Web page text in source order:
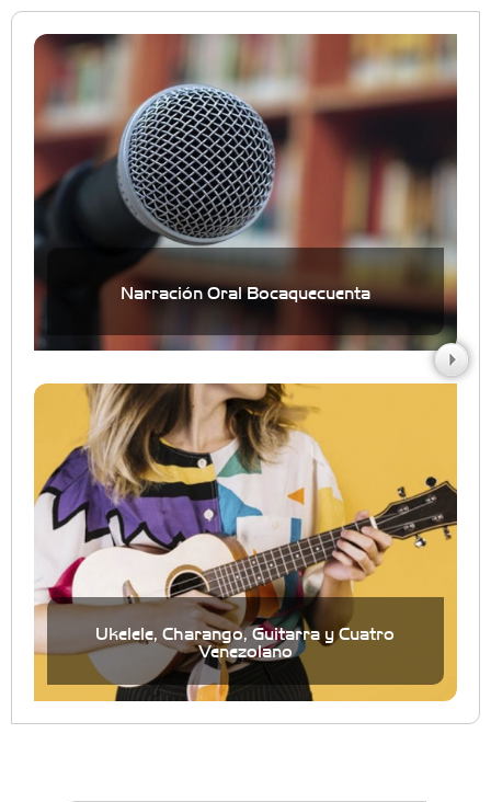
Narración Oral Bocaquecuenta
Ukelele, Charango, Guitarra y Cuatro
Venezolano